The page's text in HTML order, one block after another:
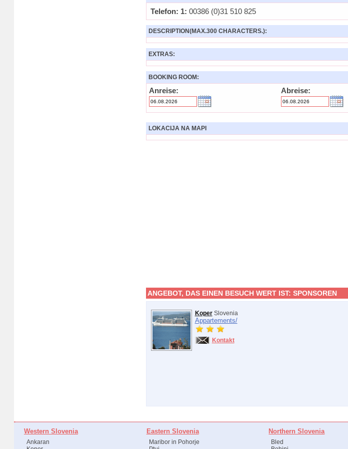
Telefon: 1: 00386 (0)31 510 825
DESCRIPTION(MAX.300 CHARACTERS.):
EXTRAS:
BOOKING ROOM:
Anreise: Abreise:
LOKACIJA NA MAPI
ANGEBOT, DAS EINEN BESUCH WERT IST: SPONSOREN
KoperSlovenia
Appartements/
Kontakt
Western Slovenia
Ankaran
Eastern Slovenia
Maribor in Pohorje
Northern Slovenia
Bled